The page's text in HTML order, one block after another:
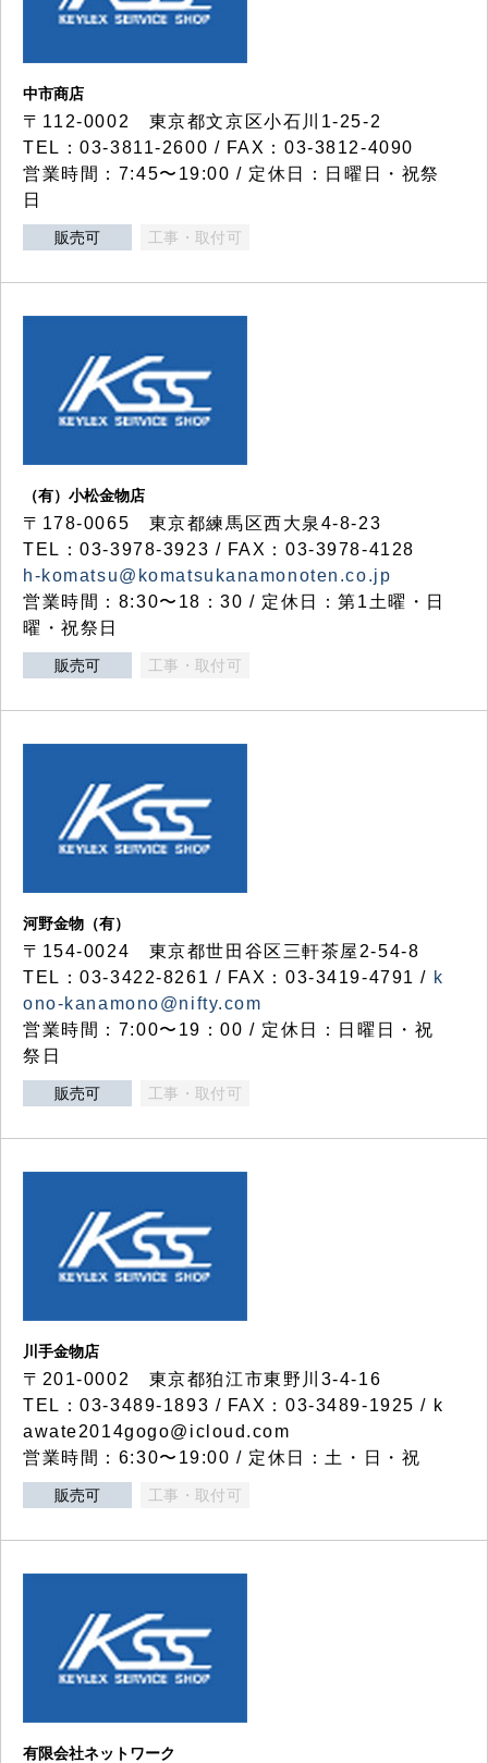
中市商店
〒112-0002 東京都文京区小石川1-25-2
TEL：03-3811-2600 / FAX：03-3812-4090
営業時間：7:45〜19:00 / 定休日：日曜日・祝祭
日
販売可 工事・取付可
（有）小松金物店
〒178-0065 東京都練馬区西大泉4-8-23
TEL：03-3978-3923 / FAX：03-3978-4128
h-komatsu@komatsukanamonoten.co.jp
営業時間：8:30〜18：30 / 定休日：第1土曜・日
曜・祝祭日
販売可 工事・取付可
河野金物（有）
〒154-0024 東京都世田谷区三軒茶屋2-54-8
TEL：03-3422-8261 / FAX：03-3419-4791 / k
ono-kanamono@nifty.com
営業時間：7:00〜19：00 / 定休日：日曜日・祝
祭日
販売可 工事・取付可
川手金物店
〒201-0002 東京都狛江市東野川3-4-16
TEL：03-3489-1893 / FAX：03-3489-1925 / k
awate2014gogo@icloud.com
営業時間：6:30〜19:00 / 定休日：土・日・祝
販売可 工事・取付可
有限会社ネットワーク